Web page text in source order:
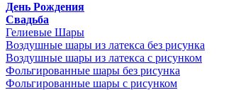
День Рождения
Свадьба
Гелиевые Шары
Воздушные шары из латекса без рисунка
Воздушные шары из латекса с рисунком
Фольгированные шары без рисунка
Фольгированные шары с рисунком